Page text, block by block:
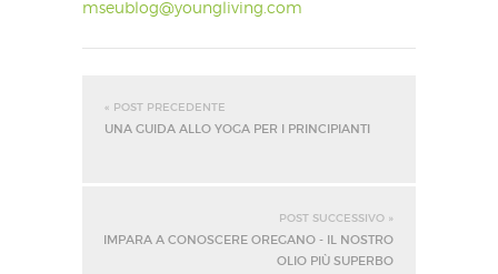
mseublog@youngliving.com
« POST PRECEDENTE
UNA GUIDA ALLO YOGA PER I PRINCIPIANTI
POST SUCCESSIVO »
IMPARA A CONOSCERE OREGANO - IL NOSTRO
OLIO PIÙ SUPERBO